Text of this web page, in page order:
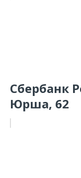
Сбербанк
Юрша, 62